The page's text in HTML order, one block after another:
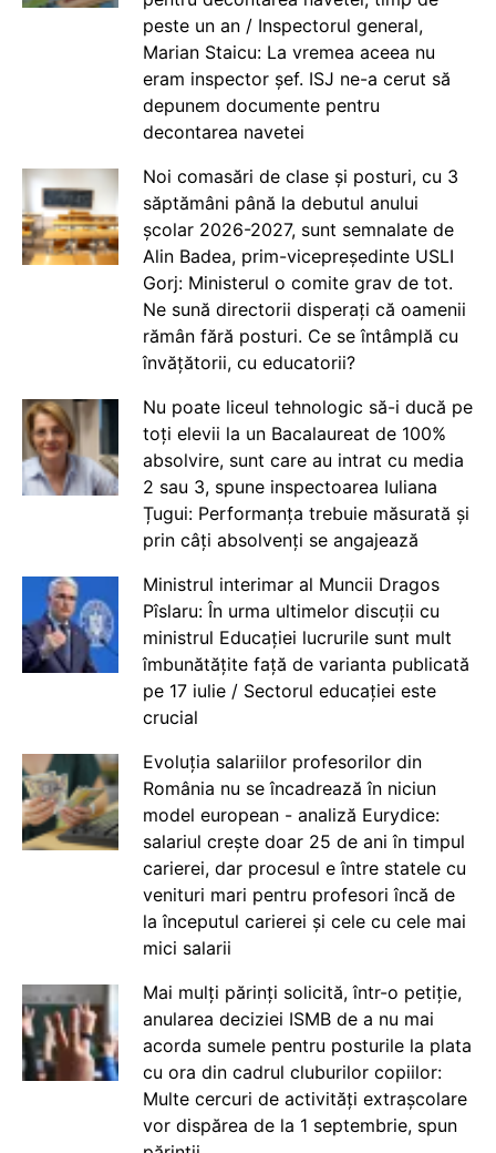
peste un an / Inspectorul general,
Marian Staicu: La vremea aceea nu
eram inspector șef. ISJ ne-a cerut să
depunem documente pentru
decontarea navetei
Noi comasări de clase și posturi, cu 3
săptămâni până la debutul anului
școlar 2026-2027, sunt semnalate de
Alin Badea, prim-vicepreședinte USLI
Gorj: Ministerul o comite grav de tot.
Ne sună directorii disperați că oamenii
rămân fără posturi. Ce se întâmplă cu
învățătorii, cu educatorii?
Nu poate liceul tehnologic să-i ducă pe
toți elevii la un Bacalaureat de 100%
absolvire, sunt care au intrat cu media
2 sau 3, spune inspectoarea Iuliana
Țugui: Performanța trebuie măsurată și
prin câți absolvenți se angajează
Ministrul interimar al Muncii Dragos
Pîslaru: În urma ultimelor discuții cu
ministrul Educației lucrurile sunt mult
îmbunătățite față de varianta publicată
pe 17 iulie / Sectorul educației este
crucial
Evoluția salariilor profesorilor din
România nu se încadrează în niciun
model european - analiză Eurydice:
salariul crește doar 25 de ani în timpul
carierei, dar procesul e între statele cu
venituri mari pentru profesori încă de
la începutul carierei și cele cu cele mai
mici salarii
Mai mulți părinți solicită, într-o petiție,
anularea deciziei ISMB de a nu mai
acorda sumele pentru posturile la plata
cu ora din cadrul cluburilor copiilor:
Multe cercuri de activități extrașcolare
vor dispărea de la 1 septembrie, spun